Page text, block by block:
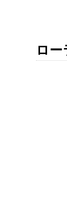
ロ